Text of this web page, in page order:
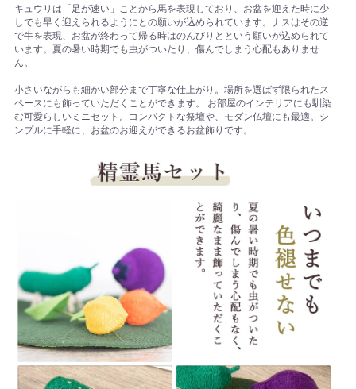
キュウリは「足が速い」ことから馬を表現しており、お盆を迎えた時に少
しでも早く迎えられるようにとの願いが込められています。ナスはその逆
で牛を表現、お盆が終わって帰る時はのんびりとという願いが込められて
います。夏の暑い時期でも虫がついたり、傷んでしまう心配もありませ
ん。
小さいながらも細かい部分まで丁寧な仕上がり。場所を選ばず限られたス
ペースにも飾っていただくことができます。 お部屋のインテリアにも馴染
む可愛らしいミニセット。コンパクトな祭壇や、モダン仏壇にも最適。シ
ンプルに手軽に、お盆のお迎えができるお盆飾りです。